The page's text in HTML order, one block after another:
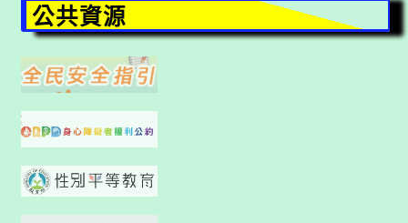
公共資源